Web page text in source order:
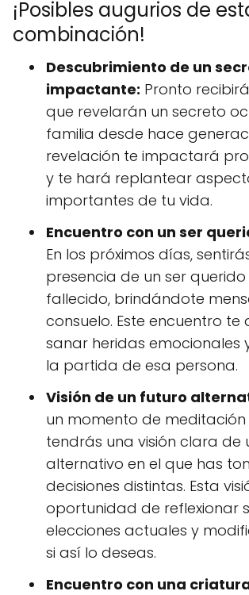
¡Posibles augurios de
combinación!
Descubrimiento de un
impactante: Pronto
que revelarán un secreto
familia desde hace
revelación te impactará
y te hará replantear
importantes de tu vida.
Encuentro con un ser
En los próximos días,
presencia de un ser
fallecido, brindándote
consuelo. Este encuentro
sanar heridas emocionales
la partida de esa persona.
Visión de un futuro
un momento de
tendrás una visión clara de
alternativo en el que has
decisiones distintas. Esta
oportunidad de reflexionar
elecciones actuales y
si así lo deseas.
Encuentro con una